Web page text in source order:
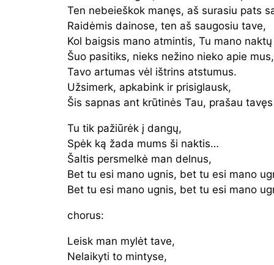
Ten nebeieškok manęs, aš surasiu pats
Raidėmis dainose, ten aš saugosiu tave,
Kol baigsis mano atmintis, Tu mano
Šuo pasitiks, nieks nežino nieko apie mus,
Tavo artumas vėl ištrins atstumus.
Užsimerk, apkabink ir prisiglausk,
Šis sapnas ant krūtinės Tau, prašau
Tu tik pažiūrėk į dangų,
Spėk ką žada mums ši naktis…
Šaltis persmelkė man delnus,
Bet tu esi mano ugnis, bet tu esi mano
Bet tu esi mano ugnis, bet tu esi mano
chorus:
Leisk man mylėt tave,
Nelaikyti to mintyse,